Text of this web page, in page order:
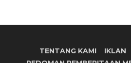
TENTANG KAMI IKLAN